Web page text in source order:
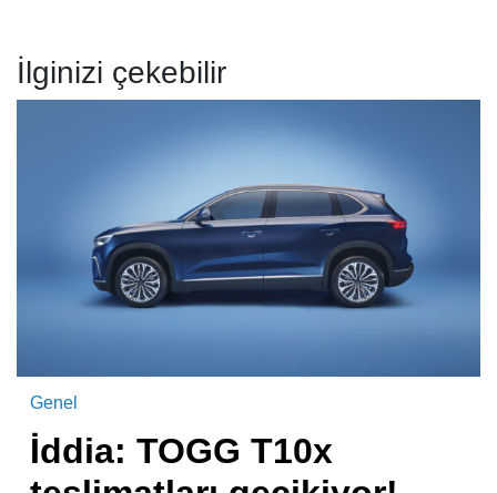
İlginizi çekebilir
Genel
İddia: TOGG T10x